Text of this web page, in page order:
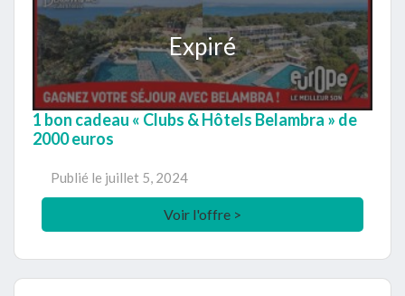
Expiré
1 bon cadeau « Clubs & Hôtels Belambra » de
2000 euros
Publié le juillet 5, 2024
Voir l'offre >